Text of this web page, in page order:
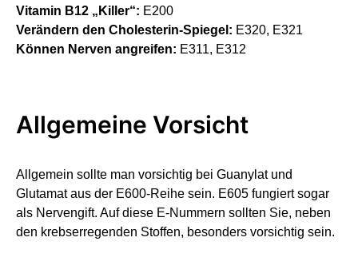
Vitamin B12 „Killer“: E200
Verändern den Cholesterin-Spiegel: E320, E321
Können Nerven angreifen: E311, E312
Allgemeine Vorsicht
Allgemein sollte man vorsichtig bei Guanylat und
Glutamat aus der E600-Reihe sein. E605 fungiert sogar
als Nervengift. Auf diese E-Nummern sollten Sie, neben
den krebserregenden Stoffen, besonders vorsichtig sein.